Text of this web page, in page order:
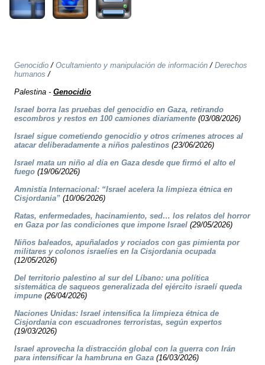
Genocidio / Ocultamiento y manipulación de información / Derechos
humanos /
Palestina - Genocidio
Israel borra las pruebas del genocidio en Gaza, retirando
escombros y restos en 100 camiones diariamente (03/08/2026)
Israel sigue cometiendo genocidio y otros crímenes atroces al
atacar deliberadamente a niños palestinos (23/06/2026)
Israel mata un niño al día en Gaza desde que firmó el alto el
fuego (19/06/2026)
Amnistía Internacional: “Israel acelera la limpieza étnica en
Cisjordania” (10/06/2026)
Ratas, enfermedades, hacinamiento, sed… los relatos del horror
en Gaza por las condiciones que impone Israel (29/05/2026)
Niños baleados, apuñalados y rociados con gas pimienta por
militares y colonos israelíes en la Cisjordania ocupada
(12/05/2026)
Del territorio palestino al sur del Líbano: una política
sistemática de saqueos generalizada del ejército israelí queda
impune (26/04/2026)
Naciones Unidas: Israel intensifica la limpieza étnica de
Cisjordania con escuadrones terroristas, según expertos
(19/03/2026)
Israel aprovecha la distracción global con la guerra con Irán
para intensificar la hambruna en Gaza (16/03/2026)